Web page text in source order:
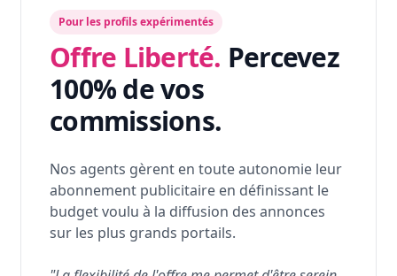
Pour les profils expérimentés
Offre Liberté. Percevez
100% de vos
commissions.
Nos agents gèrent en toute autonomie leur
abonnement publicitaire en définissant le
budget voulu à la diffusion des annonces
sur les plus grands portails.